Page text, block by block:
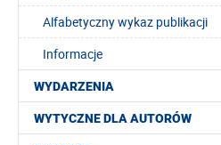
Alfabetyczny wykaz publikacji
Informacje
WYDARZENIA
WYTYCZNE DLA AUTORÓW